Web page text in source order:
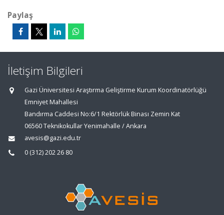
Paylaş
İletişim Bilgileri
Gazi Üniversitesi Araştırma Geliştirme Kurum Koordinatörlüğü
Emniyet Mahallesi
Bandırma Caddesi No:6/1 Rektörlük Binası Zemin Kat
06560 Teknikokullar Yenimahalle / Ankara
avesis@gazi.edu.tr
0 (312) 202 26 80